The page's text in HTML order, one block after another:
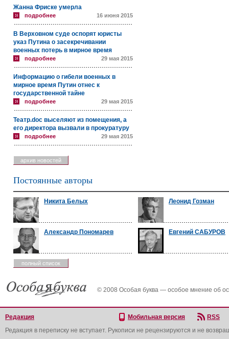
Жанна Фриске умерла
подробнее 16 июня 2015
В Верховном суде оспорят юристы
указ Путина о засекречивании
военных потерь в мирное время
подробнее 29 мая 2015
Информацию о гибели военных в
мирное время Путин отнес к
государственной тайне
подробнее 29 мая 2015
Театр.doc выселяют из помещения, а
его директора вызвали в прокуратуру
подробнее 29 мая 2015
архив новостей
Постоянные авторы
Никита Белых Леонид Гозман
Александр Пономарев Евгений САБУРОВ
полный список
© 2008 Особая буква — особое мнение об
Редакция Мобильная версия
RSS
Редакция в переписку не вступает. Рукописи не рецензируются и не